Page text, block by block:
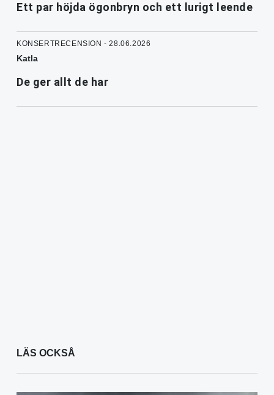
Ett par höjda ögonbryn och ett lurigt leende
KONSERTRECENSION - 28.06.2026
Katla
De ger allt de har
LÄS OCKSÅ